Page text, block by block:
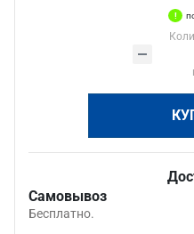
Самовывоз
Бесплатно.